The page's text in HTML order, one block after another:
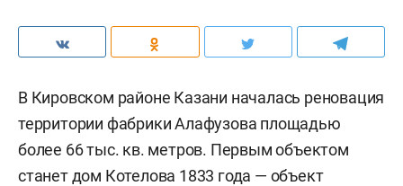
В Кировском районе Казани началась реновация
территории фабрики Алафузова площадью
более 66 тыс. кв. метров. Первым объектом
станет дом Котелова 1833 года — объект